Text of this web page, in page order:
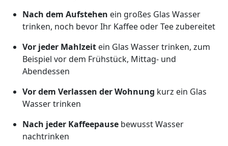
Nach dem Aufstehen ein großes Glas Wasser
trinken, noch bevor Ihr Kaffee oder Tee zubereitet
Vor jeder Mahlzeit ein Glas Wasser trinken, zum
Beispiel vor dem Frühstück, Mittag- und
Abendessen
Vor dem Verlassen der Wohnung kurz ein Glas
Wasser trinken
Nach jeder Kaffeepause bewusst Wasser
nachtrinken